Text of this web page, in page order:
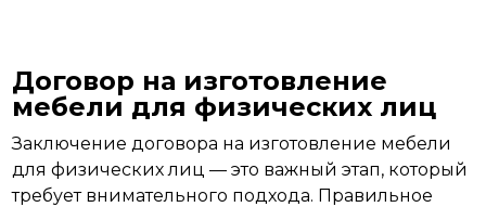
Договор на изготовление
мебели для физических лиц
Заключение договора на изготовление мебели
для физических лиц — это важный этап, который
требует внимательного подхода. Правильное